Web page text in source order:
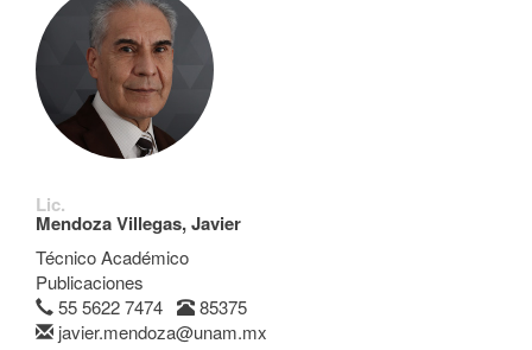
Lic.
Mendoza Villegas, Javier
Técnico Académico
Publicaciones
55 5622 7474
85375
javier.mendoza@unam.mx